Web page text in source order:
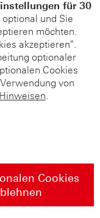
für 30
und Sie
möchten.
akzeptieren".
optionaler
Cookies
von
.
Cookies